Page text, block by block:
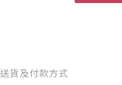
送貨及付款方式